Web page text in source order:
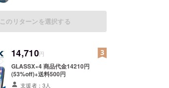
このリターンを選択する
14,710円
GLASSX×4 商品代金14210円
(53%off)+送料500円
支援者：3人